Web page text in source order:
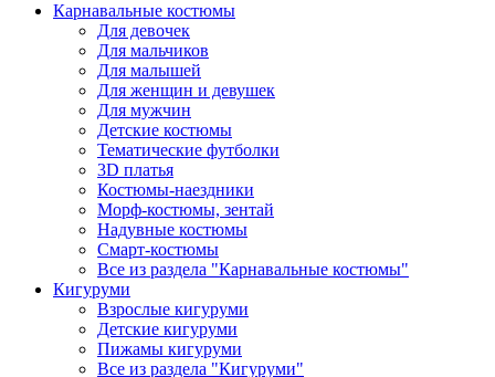
Карнавальные костюмы
Для девочек
Для мальчиков
Для малышей
Для женщин и девушек
Для мужчин
Детские костюмы
Тематические футболки
3D платья
Костюмы-наездники
Морф-костюмы, зентай
Надувные костюмы
Смарт-костюмы
Все из раздела "Карнавальные костюмы"
Кигуруми
Взрослые кигуруми
Детские кигуруми
Пижамы кигуруми
Все из раздела "Кигуруми"